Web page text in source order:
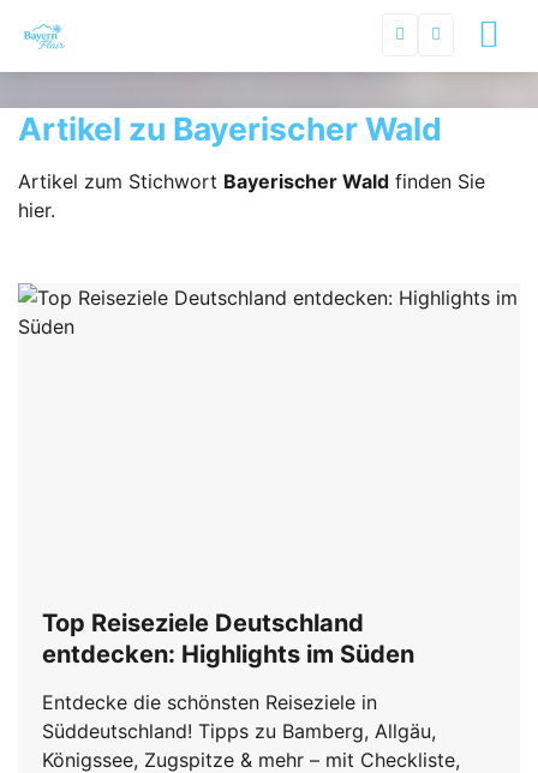
Artikel zu Bayerischer Wald
Artikel zum Stichwort Bayerischer Wald finden Sie
hier.
Top Reiseziele Deutschland
entdecken: Highlights im Süden
Entdecke die schönsten Reiseziele in
Süddeutschland! Tipps zu Bamberg, Allgäu,
Königssee, Zugspitze & mehr – mit Checkliste,